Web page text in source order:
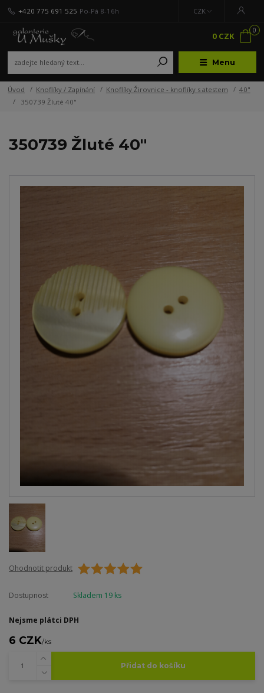
Menu
CZK
+420 775 691 525 Po-Pá 8-16h
0
0 CZK
Úvod Knoflíky / Zapínání Knoflíky Žirovnice - knoflíky s atestem
40"
350739 Žluté 40"
350739 Žluté 40"
Ohodnotit produkt
Dostupnost Skladem 19 ks
Nejsme plátci DPH
6 CZK/ks
Přidat do košíku